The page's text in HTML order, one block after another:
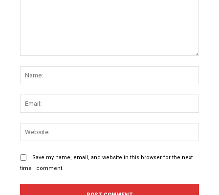
Save my name, email, and website in this browser for the next
time I comment.